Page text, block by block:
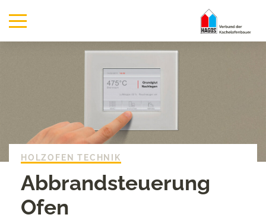
HOLZOFEN TECHNIK
Abbrandsteuerung
Ofen